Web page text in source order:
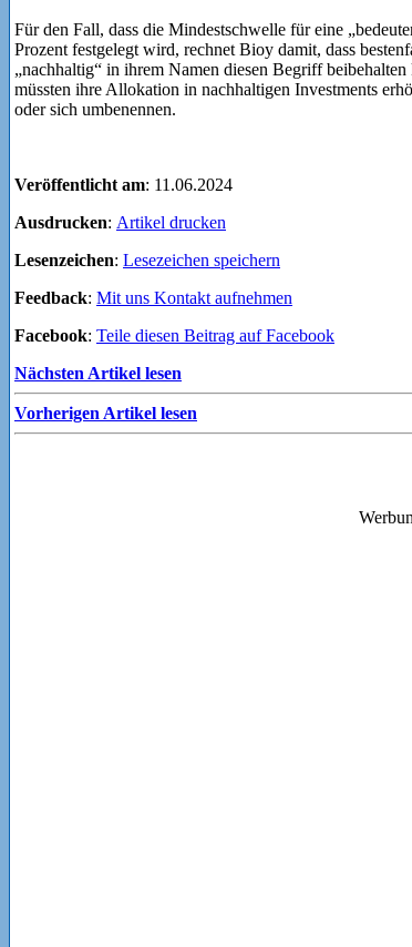
Für den Fall, dass die Mindestschwelle für eine
Prozent festgelegt wird, rechnet Bioy damit, dass
„nachhaltig“ in ihrem Namen diesen Begriff
müssten ihre Allokation in nachhaltigen Investments
oder sich umbenennen.
Veröffentlicht am: 11.06.2024
Ausdrucken: Artikel drucken
Lesenzeichen: Lesezeichen speichern
Feedback: Mit uns Kontakt aufnehmen
Facebook: Teile diesen Beitrag auf Facebook
Nächsten Artikel lesen
Vorherigen Artikel lesen